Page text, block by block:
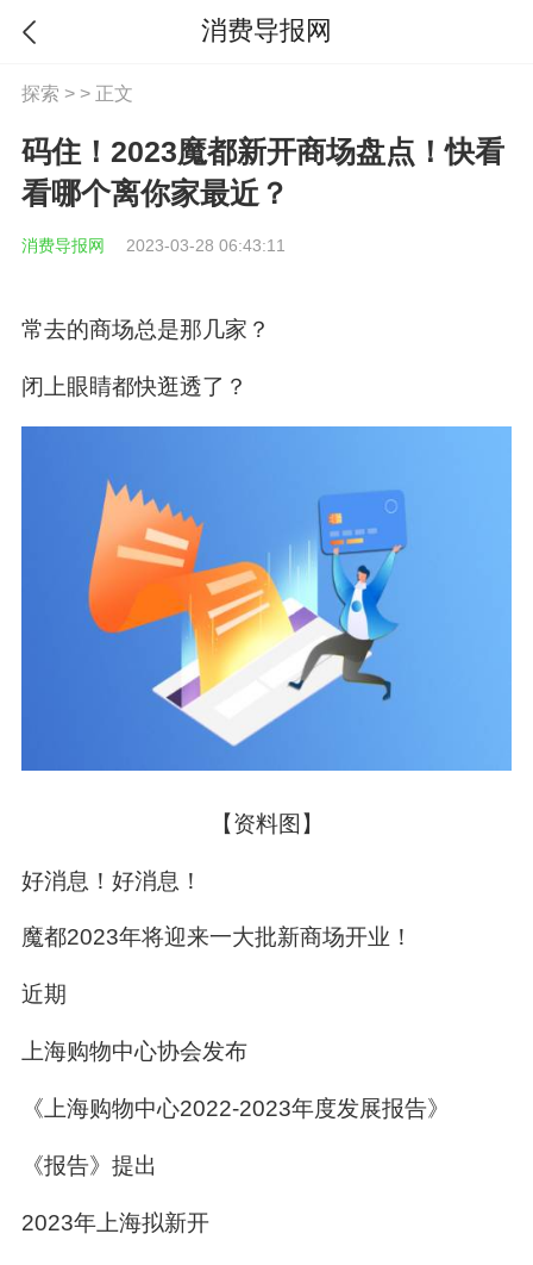
消费导报网
探索 > > 正文
码住！2023魔都新开商场盘点！快看
看哪个离你家最近？
消费导报网 2023-03-28 06:43:11
常去的商场总是那几家？
闭上眼睛都快逛透了？
【资料图】
好消息！好消息！
魔都2023年将迎来一大批新商场开业！
近期
上海购物中心协会发布
《上海购物中心2022-2023年度发展报告》
《报告》提出
2023年上海拟新开